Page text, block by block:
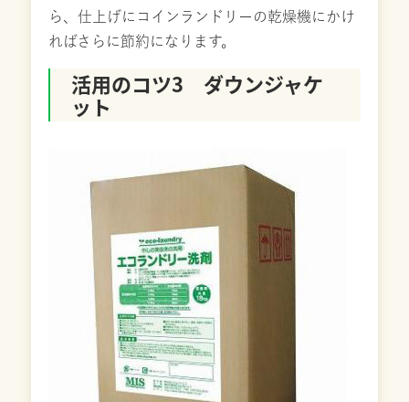
ら、仕上げにコインランドリーの乾燥機にかけ
ればさらに節約になります。
活用のコツ3 ダウンジャケ
ット